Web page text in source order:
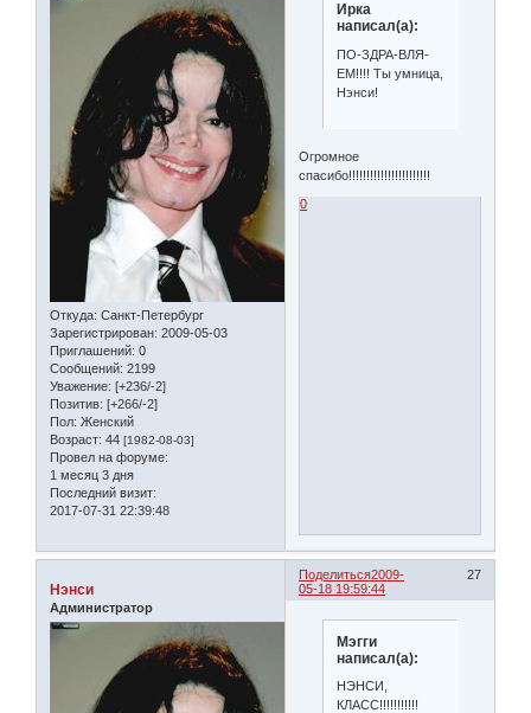
Откуда: Санкт-Петербург
Зарегистрирован: 2009-05-03
Приглашений: 0
Сообщений: 2199
Уважение: [+236/-2]
Позитив: [+266/-2]
Пол: Женский
Возраст: 44 [1982-08-03]
Провел на форуме:
1 месяц 3 дня
Последний визит:
2017-07-31 22:39:48
Ирка
написал(а):
ПО-ЗДРА-ВЛЯ-
ЕМ!!!! Ты умница,
Нэнси!
Огромное
спасибо!!!!!!!!!!!!!!!!!!!!!!!
0
Поделиться 27
2009-
05-18 19:59:44
Нэнси
Администратор
Мэгги
написал(а):
НЭНСИ,
КЛАСС!!!!!!!!!!!